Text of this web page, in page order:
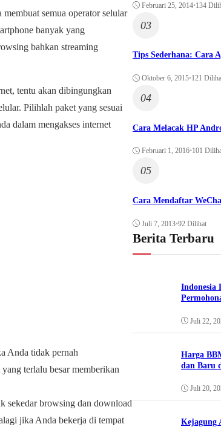
semua operator selular
banyak yang
bahkan streaming
tentu akan dibingungkan
Pilihlah paket yang sesuai
dalam mengakses internet
Anda tidak pernah
terlalu besar memberikan
sekedar browsing dan download
jika Anda bekerja di tempat
Februari 25, 2014•134
03
Tips Sederhana: Cara
Oktober 6, 2015•121
04
Cara Melacak HP
Februari 1, 2016•101
05
Cara Mendaftar
Juli 7, 2013•92 Dilihat
Berita Terbaru
Indonesia
Juli 22,
Harga
dan Baru
Juli 20,
Kejagung